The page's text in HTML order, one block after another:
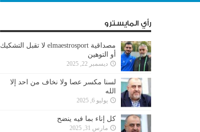
رأي المايسترو
مصداقية elmaestrosport لا تقبل التشكيك
أو التوهين
ديسمبر 22, 2025
لسنا مكسر عصا ولا نخاف من احد إلا
الله
يوليو 6, 2025
كل إناء بما فيه ينضح
مارس 31, 2025